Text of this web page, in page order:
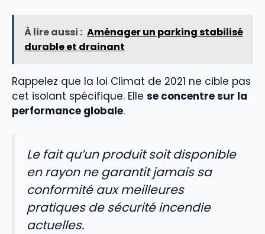
À lire aussi : Aménager un parking stabilisé
durable et drainant
Rappelez que la loi Climat de 2021 ne cible pas
cet isolant spécifique. Elle se concentre sur la
performance globale.
Le fait qu’un produit soit disponible
en rayon ne garantit jamais sa
conformité aux meilleures
pratiques de sécurité incendie
actuelles.